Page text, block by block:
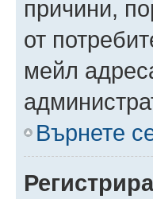
причини,
от
мейл
Върнете